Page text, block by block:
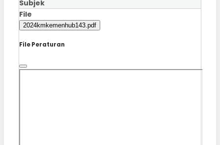
Subjek
File
2024kmkemenhub143.pdf
File Peraturan